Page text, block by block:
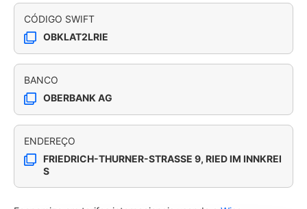
CÓDIGO SWIFT
OBKLAT2LRIE
BANCO
OBERBANK AG
ENDEREÇO
FRIEDRICH-THURNER-STRASSE 9, RIED IM INNKREI
S